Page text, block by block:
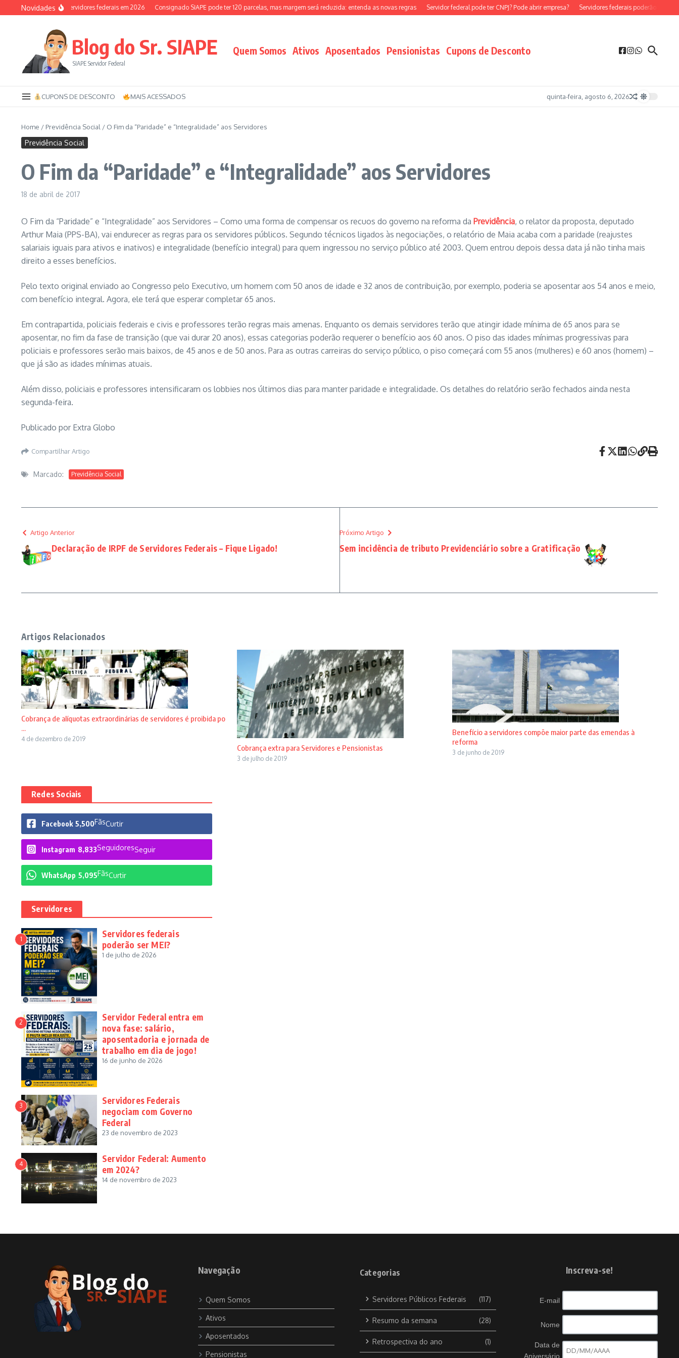
Ir para o conteúdo
Novidades
Auxílio-saúde dos servidores federais em 2026 Consignado SIAPE pode ter 120 parcelas, mas margem será reduzida: entenda as novas regras Servidor federal pode ter CNPJ? Pode abrir empresa? Servidores federais poderão ser MEI?
Blog do Sr. SIAPE
SIAPE Servidor Federal
Quem Somos Ativos Aposentados Pensionistas Cupons de Desconto
CUPONS DE DESCONTO MAIS ACESSADOS quinta-feira, agosto 6, 2026
Home / Previdência Social / O Fim da “Paridade” e “Integralidade” aos Servidores
Previdência Social
O Fim da “Paridade” e “Integralidade” aos Servidores
18 de abril de 2017
O Fim da “Paridade” e “Integralidade” aos Servidores – Como uma forma de compensar os recuos do governo na reforma da Previdência, o relator da proposta, deputado
Arthur Maia (PPS-BA), vai endurecer as regras para os servidores públicos. Segundo técnicos ligados às negociações, o relatório de Maia acaba com a paridade (reajustes
salariais iguais para ativos e inativos) e integralidade (benefício integral) para quem ingressou no serviço público até 2003. Quem entrou depois dessa data já não tinha mais
direito a esses benefícios.
Pelo texto original enviado ao Congresso pelo Executivo, um homem com 50 anos de idade e 32 anos de contribuição, por exemplo, poderia se aposentar aos 54 anos e meio,
com benefício integral. Agora, ele terá que esperar completar 65 anos.
Em contrapartida, policiais federais e civis e professores terão regras mais amenas. Enquanto os demais servidores terão que atingir idade mínima de 65 anos para se
aposentar, no fim da fase de transição (que vai durar 20 anos), essas categorias poderão requerer o benefício aos 60 anos. O piso das idades mínimas progressivas para
policiais e professores serão mais baixos, de 45 anos e de 50 anos. Para as outras carreiras do serviço público, o piso começará com 55 anos (mulheres) e 60 anos (homem) –
que já são as idades mínimas atuais.
Além disso, policiais e professores intensificaram os lobbies nos últimos dias para manter paridade e integralidade. Os detalhes do relatório serão fechados ainda nesta
segunda-feira.
Publicado por Extra Globo
Compartilhar Artigo
Marcado: Previdência Social
Artigo Anterior
Declaração de IRPF de Servidores Federais – Fique Ligado!
Próximo Artigo
Sem incidência de tributo Previdenciário sobre a Gratificação
Artigos Relacionados
Cobrança de alíquotas extraordinárias de servidores é proibida po
...
4 de dezembro de 2019
Cobrança extra para Servidores e Pensionistas
3 de julho de 2019
Benefício a servidores compõe maior parte das emendas à
reforma
3 de junho de 2019
Redes Sociais
Facebook 5,500FãsCurtir
Instagram 8,833SeguidoresSeguir
WhatsApp 5,095FãsCurtir
Servidores
1
Servidores federais
poderão ser MEI?
1 de julho de 2026
2
Servidor Federal entra em
nova fase: salário,
aposentadoria e jornada de
trabalho em dia de jogo!
16 de junho de 2026
3
Servidores Federais
negociam com Governo
Federal
23 de novembro de 2023
4
Servidor Federal: Aumento
em 2024?
14 de novembro de 2023
Navegação
Quem Somos
Ativos
Aposentados
Pensionistas
Categorias
Servidores Públicos Federais (117)
Resumo da semana (28)
Retrospectiva do ano (1)
Inscreva-se!
E-mail
Nome
Data de
Aniversário